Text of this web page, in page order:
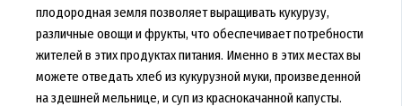
плодородная земля позволяет выращивать кукурузу,
различные овощи и фрукты, что обеспечивает потребности
жителей в этих продуктах питания. Именно в этих местах вы
можете отведать хлеб из кукурузной муки, произведенной
на здешней мельнице, и суп из краснокачанной капусты.